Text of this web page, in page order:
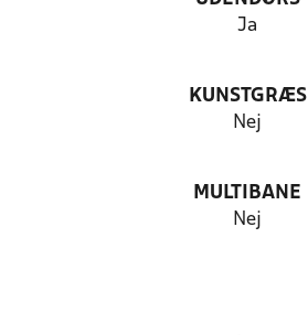
Ja
KUNSTGRÆS
Nej
MULTIBANE
Nej